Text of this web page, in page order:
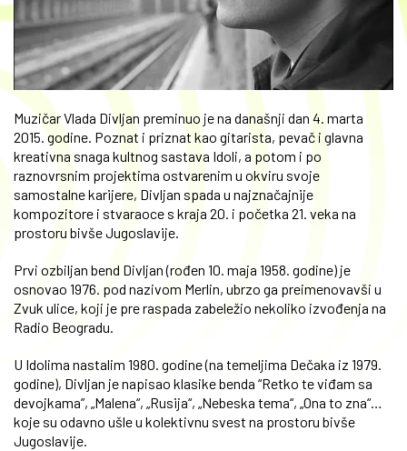
Muzičar Vlada Divljan preminuo je na današnji dan 4. marta
2015. godine. Poznat i priznat kao gitarista, pevač i glavna
kreativna snaga kultnog sastava Idoli, a potom i po
raznovrsnim projektima ostvarenim u okviru svoje
samostalne karijere, Divljan spada u najznačajnije
kompozitore i stvaraoce s kraja 20. i početka 21. veka na
prostoru bivše Jugoslavije.
Prvi ozbiljan bend Divljan (rođen 10. maja 1958. godine) je
osnovao 1976. pod nazivom Merlin, ubrzo ga preimenovavši u
Zvuk ulice, koji je pre raspada zabeležio nekoliko izvođenja na
Radio Beogradu.
U Idolima nastalim 1980. godine (na temeljima Dečaka iz 1979.
godine), Divljan je napisao klasike benda “Retko te viđam sa
devojkama”, „Malena“, „Rusija“, „Nebeska tema“, „Ona to zna“…
koje su odavno ušle u kolektivnu svest na prostoru bivše
Jugoslavije.